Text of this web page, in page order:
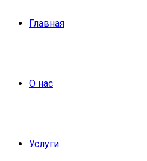
Главная
О нас
Услуги